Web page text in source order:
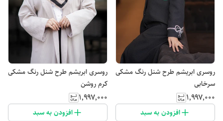
روسری ابریشم طرح شنل رنگ مشکی
سرخابی
۱٬۹۹۷٬۰۰۰
افزودن به سبد
روسری ابریشم طرح شنل رنگ مشکی
کرم روشن
۱٬۹۹۷٬۰۰۰
افزودن به سبد